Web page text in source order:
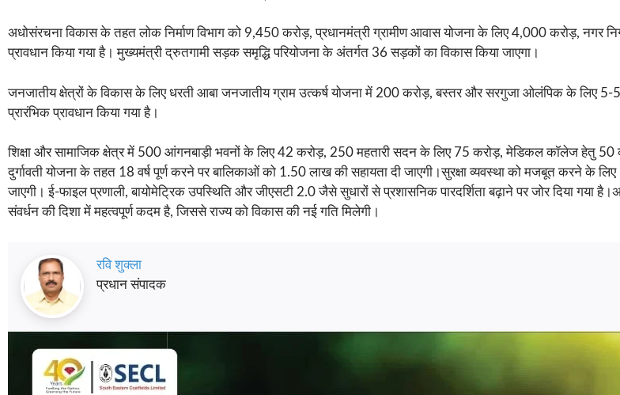
अधोसंरचना विकास के तहत लोक निर्माण विभाग को 9,450 करोड़, प्रधानमंत्री ग्रामीण आवास योजना के लिए 4,000 करोड़,
प्रावधान किया गया है। मुख्यमंत्री द्रुतगामी सड़क समृद्धि परियोजना के अंतर्गत 36 सड़कों का विकास किया जाएगा।
जनजातीय क्षेत्रों के विकास के लिए धरती आबा जनजातीय ग्राम उत्कर्ष योजना में 200 करोड़, बस्तर और सरगुजा ओलंपिक के लिए
प्रारंभिक प्रावधान किया गया है।
शिक्षा और सामाजिक क्षेत्र में 500 आंगनबाड़ी भवनों के लिए 42 करोड़, 250 महतारी सदन के लिए 75 करोड़, मेडिकल कॉलेज हेतु 50
दुर्गावती योजना के तहत 18 वर्ष पूर्ण करने पर बालिकाओं को 1.50 लाख की सहायता दी जाएगी।सुरक्षा व्यवस्था को मजबूत करने के
जाएगी। ई-फाइल प्रणाली, बायोमेट्रिक उपस्थिति और जीएसटी 2.0 जैसे सुधारों से प्रशासनिक पारदर्शिता बढ़ाने पर जोर दिया
संवर्धन की दिशा में महत्वपूर्ण कदम है, जिससे राज्य को विकास की नई गति मिलेगी।
रवि शुक्ला
प्रधान संपादक